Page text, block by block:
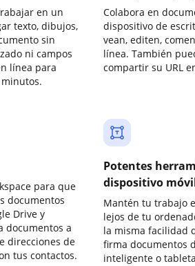
en un
texto, dibujos,
sin
ni campos
línea para
Colabora en
dispositivo de
vean, editen,
línea. También
compartir su URL
para que
documentos
Drive y
documentos a
direcciones de
tus contactos.
Potentes
dispositivo
Mantén tu trabajo
lejos de tu
la misma facilidad
firma documentos
inteligente o